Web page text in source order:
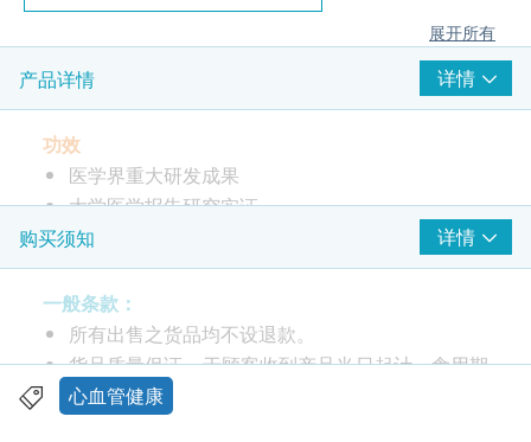
展开所有
产品详情 详情
功效
医学界重大研发成果
大学医学报告研究实证
或有助对稳定血糖
提高免疫力，促进伤口愈合， 抗炎， 抗菌，抗病
毒等效用出众
适合人士
血糖高，手术后康复，提高免疫能力，重症治疗后调
理身体
购买须知 详情
一般条款：
所有出售之货品均不设退款。
货品质量保证，于顾客收到产品当日起计，食用期
应最少有12个月或以上。
心血管健康